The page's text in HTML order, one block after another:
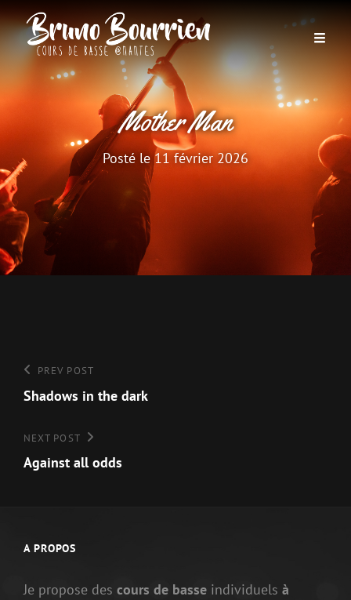
Mother Man
Posté le11 février 2026
Navigation
de
l’article
Previous
Post
PREV POST
Shadows in the dark
Next
Post
NEXT POST
Against all odds
A PROPOS
Je propose des cours de basse individuels à